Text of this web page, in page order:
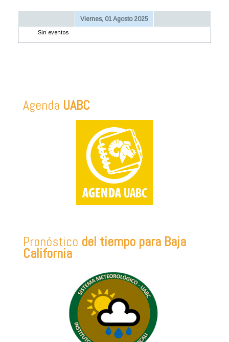
Viernes, 01 Agosto 2025
Sin eventos
Agenda UABC
Pronóstico del tiempo para Baja
California